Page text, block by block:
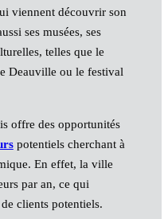
viennent découvrir son
ses musées, ses
telles que le
Deauville ou le festival
offre des opportunités
potentiels cherchant à
En effet, la ville
par an, ce qui
clients potentiels.